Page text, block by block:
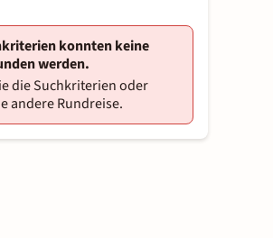
konnten keine
werden.
die Suchkriterien oder
andere Rundreise.